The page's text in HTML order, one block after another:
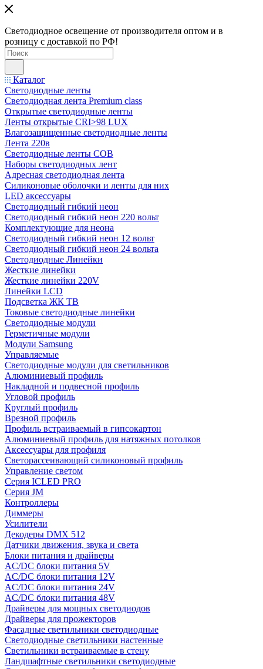
Светодиодное освещение от производителя оптом и в
розницу с доставкой по РФ!
Каталог
Светодиодные ленты
Светодиодная лента Premium class
Открытые светодиодные ленты
Ленты открытые CRI>98 LUX
Влагозащищенные светодиодные ленты
Лента 220в
Светодиодные ленты COB
Наборы светодиодных лент
Адресная светодиодная лента
Силиконовые оболочки и ленты для них
LED аксессуары
Светодиодный гибкий неон
Светодиодный гибкий неон 220 вольт
Комплектующие для неона
Светодиодный гибкий неон 12 вольт
Светодиодный гибкий неон 24 вольта
Светодиодные Линейки
Жесткие линейки
Жесткие линейки 220V
Линейки LCD
Подсветка ЖК ТВ
Токовые светодиодные линейки
Светодиодные модули
Герметичные модули
Модули Samsung
Управляемые
Светодиодные модули для светильников
Алюминиевый профиль
Накладной и подвесной профиль
Угловой профиль
Круглый профиль
Врезной профиль
Профиль встраиваемый в гипсокартон
Алюминиевый профиль для натяжных потолков
Аксессуары для профиля
Светорассеивающий силиконовый профиль
Управление светом
Серия ICLED PRO
Серия JM
Контроллеры
Диммеры
Усилители
Декодеры DMX 512
Датчики движения, звука и света
Блоки питания и драйверы
AC/DC блоки питания 5V
AC/DC блоки питания 12V
AC/DC блоки питания 24V
AC/DC блоки питания 48V
Драйверы для мощных светодиодов
Драйверы для прожекторов
Фасадные светильники светодиодные
Светодиодные светильники настенные
Светильники встраиваемые в стену
Ландшафтные светильники светодиодные